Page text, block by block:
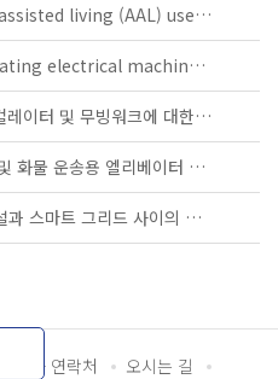
IEC TS 63134:2020 - Active assisted living (AAL) use cases
IEC 60034-5:2020 RLV - Rotating electrical machines - Part 5: Degrees of protection provided by the integral design of rotating electrical machines (IP code) - Classification
KS B ISO/TS 25740-1 - 에스컬레이터 및 무빙워크에 대한 안전요건 — 제1부: 세계공통 필수 안전요건(GESRs)
KS B ISO/TS 8100-21 - 승객 및 화물 운송용 엘리베이터 —제21부: 세계공통 필수안전요건(GESRs)을 충족하는 세계공통 안전 파라미터(GSPs)
KS C IEC TS 62872 - 산업 시설과 스마트 그리드 사이의 산업 공정 측정, 제어 및 자동화 시스템 인터페이스
담당자 연락처
오시는 길